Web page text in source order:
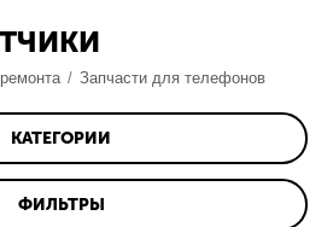
/ Запчасти для телефонов
КАТЕГОРИИ
ФИЛЬТРЫ